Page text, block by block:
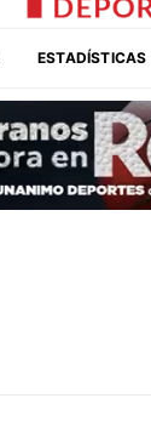
ESTADÍSTICAS